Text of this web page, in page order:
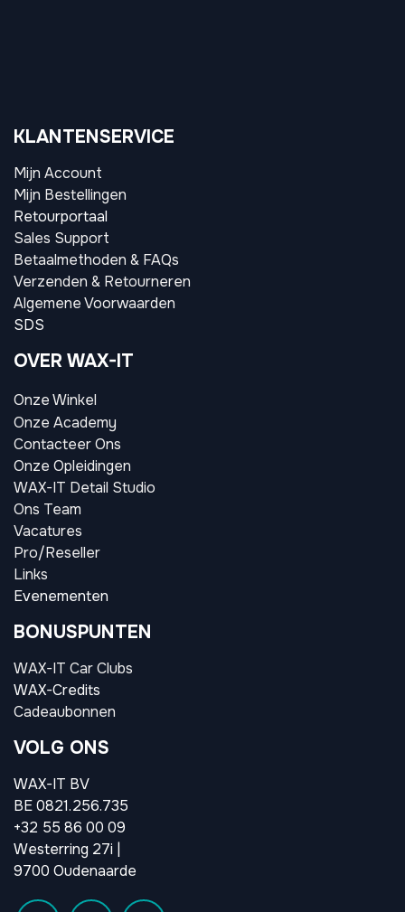
KLANTENSERVICE
Mijn Account
Mijn Bestellingen
Retourportaal
Sales Support
Betaalmethoden & FAQs
Verzenden & Retourneren
Algemene Voorwaarden
SDS
OVER WAX-IT
Onze Winkel
Onze Academy
Contacteer Ons
Onze Opleidingen
WAX-IT Detail Studio
Ons Team
Vacatures
Pro/Reseller
Links
Evenementen
BONUSPUNTEN
WAX-IT Car Clubs
WAX-Credits
Cadeaubonnen
VOLG ONS
WAX-IT BV
BE 0821.256.735
+32 55 86 00 09
Westerring 27i |
9700 Oudenaarde